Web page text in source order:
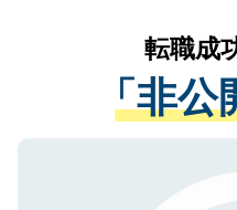
は、個人情報の
管理基準を満た
る、プライバシ
で、機密保持に
かがいして、現
経験をまじえな
させていただき
ない方には、長
ので、まずはご
転職成
「非公